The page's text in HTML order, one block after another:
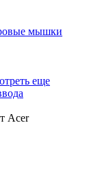
мышки
еще
Acer